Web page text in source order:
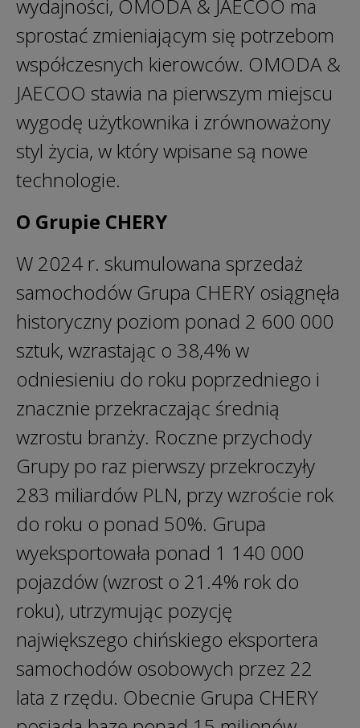
wydajności, OMODA & JAECOO ma
sprostać zmieniającym się potrzebom
współczesnych kierowców. OMODA &
JAECOO stawia na pierwszym miejscu
wygodę użytkownika i zrównoważony
styl życia, w który wpisane są nowe
technologie.
O Grupie CHERY
W 2024 r. skumulowana sprzedaż
samochodów Grupa CHERY osiągnęła
historyczny poziom ponad 2 600 000
sztuk, wzrastając o 38,4% w
odniesieniu do roku poprzedniego i
znacznie przekraczając średnią
wzrostu branży. Roczne przychody
Grupy po raz pierwszy przekroczyły
283 miliardów PLN, przy wzroście rok
do roku o ponad 50%. Grupa
wyeksportowała ponad 1 140 000
pojazdów (wzrost o 21.4% rok do
roku), utrzymując pozycję
największego chińskiego eksportera
samochodów osobowych przez 22
lata z rzędu. Obecnie Grupa CHERY